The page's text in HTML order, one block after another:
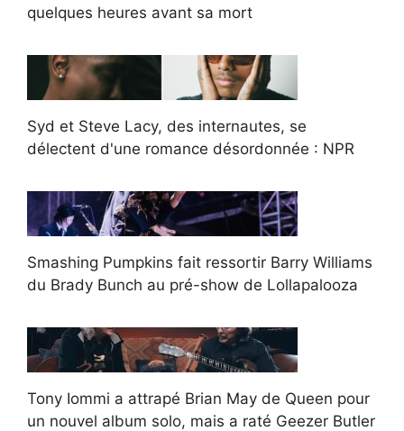
quelques heures avant sa mort
Syd et Steve Lacy, des internautes, se
délectent d'une romance désordonnée : NPR
Smashing Pumpkins fait ressortir Barry Williams
du Brady Bunch au pré-show de Lollapalooza
Tony Iommi a attrapé Brian May de Queen pour
un nouvel album solo, mais a raté Geezer Butler